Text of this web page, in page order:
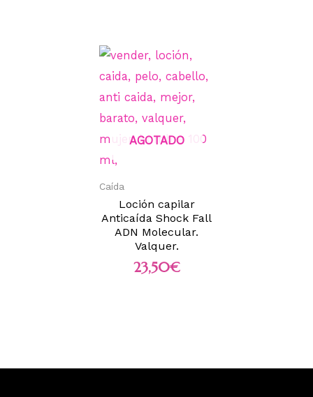
AGOTADO
Caída
Loción capilar
Anticaída Shock Fall
ADN Molecular.
Valquer.
23,50€